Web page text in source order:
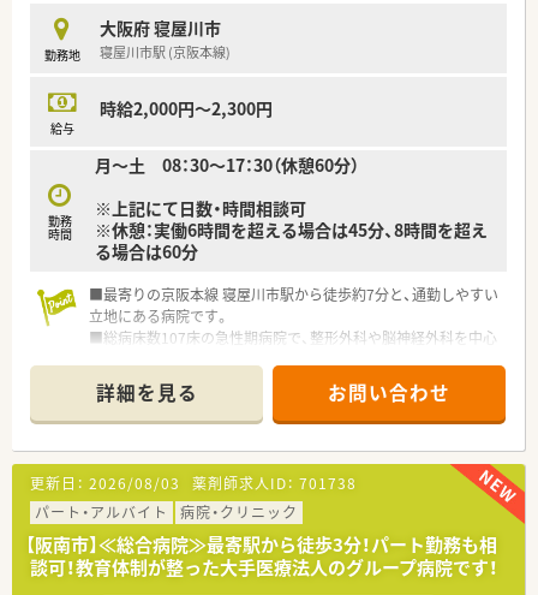
勤務地
大阪府 寝屋川市
寝屋川市駅 (京阪本線)
給与
時給2,000円～2,300円
勤務
時間
月～土 08：30～17：30（休憩60分）
※上記にて日数・時間相談可
※休憩：実働6時間を超える場合は45分、8時間を超え
る場合は60分
■最寄りの京阪本線 寝屋川市駅から徒歩約7分と、通勤しやすい
立地にある病院です。
■総病床数107床の急性期病院で、整形外科や脳神経外科を中心
■薬剤師は常勤3名、パート2名、調剤助手1名が在籍し、チームで
協力して業務にあたります。
■1974年の開業以来、救急医療を核として地域住民の健康を長
年支えてきた病院です。
■整形外科と脳神経外科を二本柱とし、交通外傷医療の分野で重
要な役割を担っています。
■介護支援ステーションも運営しており、急性期から在宅まで切
れ目のない医療を提供しています。
詳細を見る お問い合わせ
更新日： 2026/08/03 薬剤師求人ID： 701738
パート・アルバイト
病院・クリニック
【阪南市】≪総合病院≫最寄駅から徒歩3分！パート勤務も相
談可！教育体制が整った大手医療法人のグループ病院です！